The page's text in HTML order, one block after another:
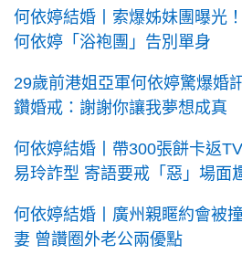
何依婷結婚丨索爆姊妹團曝光
何依婷「浴袍團」告別單身
29歲前港姐亞軍何依婷驚爆婚
鑽婚戒：謝謝你讓我夢想成真
何依婷結婚丨帶300張餅卡返
易玲詐型 寄語要戒「惡」場面
何依婷結婚丨廣州親䁥約會被
妻 曾讚圈外老公兩優點